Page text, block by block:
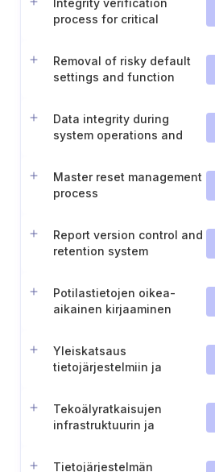
Integrity verification
process for critical
Removal of risky default
settings and function
Data integrity during
system operations and
Master reset management
process
Report version control and
retention system
Potilastietojen oikea-
aikainen kirjaaminen
Yleiskatsaus
tietojärjestelmiin ja
Tekoälyratkaisujen
infrastruktuurin ja
Tietojärjestelmän